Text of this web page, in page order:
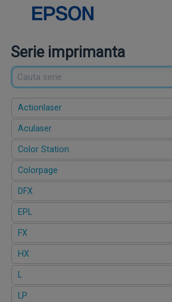
Serie imprimanta
Actionlaser
Aculaser
Color Station
Colorpage
DFX
EPL
FX
HX
L
LP